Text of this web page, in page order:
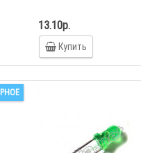
13.10р.
Купить